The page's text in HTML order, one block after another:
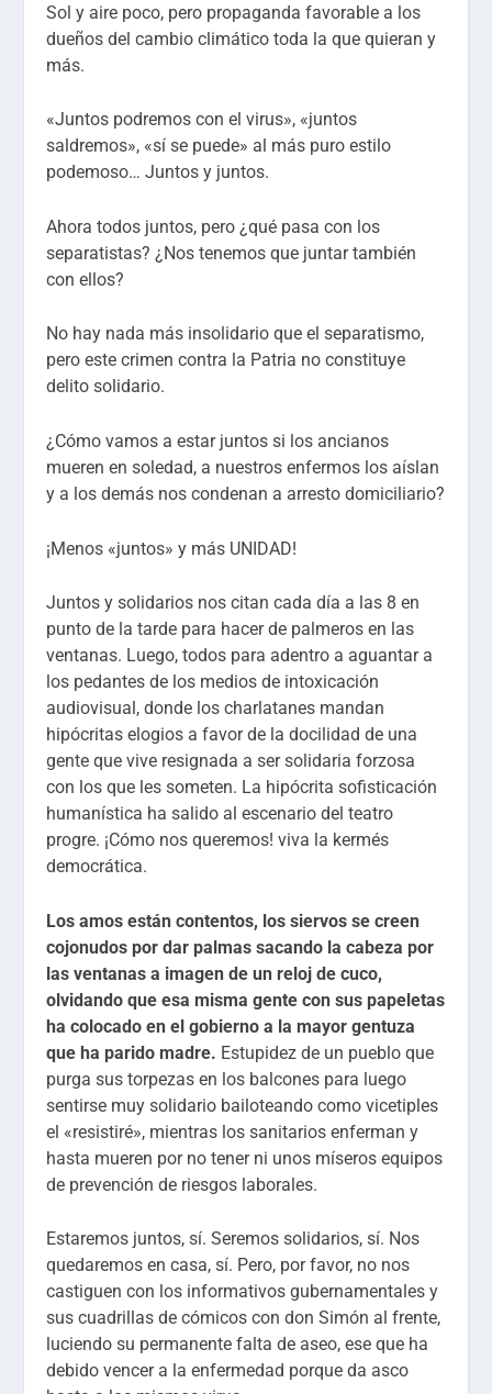
Sol y aire poco, pero propaganda favorable a los
dueños del cambio climático toda la que quieran y
más.
«Juntos podremos con el virus», «juntos
saldremos», «sí se puede» al más puro estilo
podemoso… Juntos y juntos.
Ahora todos juntos, pero ¿qué pasa con los
separatistas? ¿Nos tenemos que juntar también
con ellos?
No hay nada más insolidario que el separatismo,
pero este crimen contra la Patria no constituye
delito solidario.
¿Cómo vamos a estar juntos si los ancianos
mueren en soledad, a nuestros enfermos los aíslan
y a los demás nos condenan a arresto domiciliario?
¡Menos «juntos» y más UNIDAD!
Juntos y solidarios nos citan cada día a las 8 en
punto de la tarde para hacer de palmeros en las
ventanas. Luego, todos para adentro a aguantar a
los pedantes de los medios de intoxicación
audiovisual, donde los charlatanes mandan
hipócritas elogios a favor de la docilidad de una
gente que vive resignada a ser solidaria forzosa
con los que les someten. La hipócrita sofisticación
humanística ha salido al escenario del teatro
progre. ¡Cómo nos queremos! viva la kermés
democrática.
Los amos están contentos, los siervos se creen
cojonudos por dar palmas sacando la cabeza por
las ventanas a imagen de un reloj de cuco,
olvidando que esa misma gente con sus papeletas
ha colocado en el gobierno a la mayor gentuza
que ha parido madre. Estupidez de un pueblo que
purga sus torpezas en los balcones para luego
sentirse muy solidario bailoteando como vicetiples
el «resistiré», mientras los sanitarios enferman y
hasta mueren por no tener ni unos míseros equipos
de prevención de riesgos laborales.
Estaremos juntos, sí. Seremos solidarios, sí. Nos
quedaremos en casa, sí. Pero, por favor, no nos
castiguen con los informativos gubernamentales y
sus cuadrillas de cómicos con don Simón al frente,
luciendo su permanente falta de aseo, ese que ha
debido vencer a la enfermedad porque da asco